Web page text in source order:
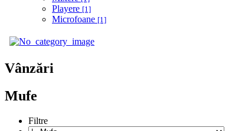
Playere [1]
Microfoane [1]
Vânzări
Mufe
Filtre